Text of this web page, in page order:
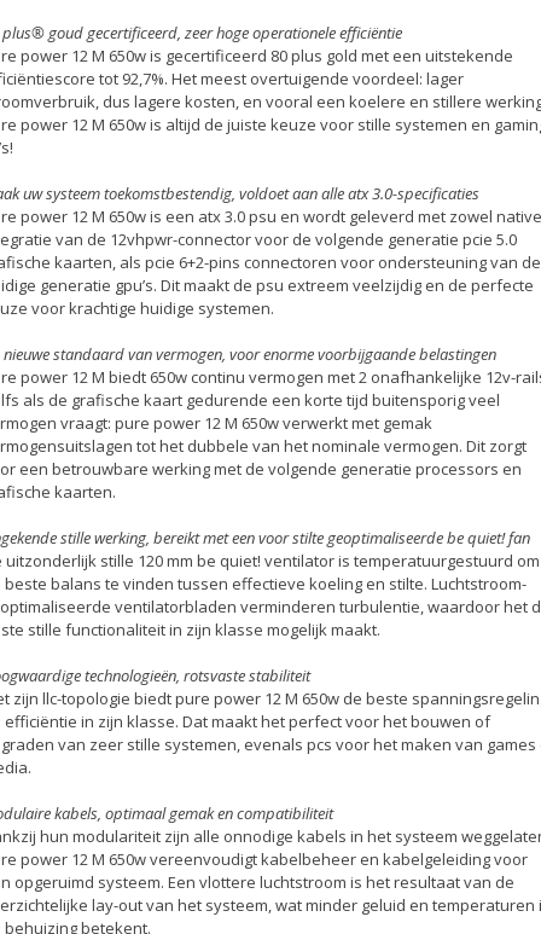
goud gecertificeerd, zeer hoge operationele efficiëntie
power 12 M 650w is gecertificeerd 80 plus gold met een uitstekende
tot 92,7%. Het meest overtuigende voordeel: lager
dus lagere kosten, en vooral een koelere en stillere
power 12 M 650w is altijd de juiste keuze voor stille systemen en
uw systeem toekomstbestendig, voldoet aan alle atx 3.0-specificaties
power 12 M 650w is een atx 3.0 psu en wordt geleverd met zowel native
van de 12vhpwr-connector voor de volgende generatie pcie 5.0
kaarten, als pcie 6+2-pins connectoren voor ondersteuning van de
generatie gpu’s. Dit maakt de psu extreem veelzijdig en de perfecte
voor krachtige huidige systemen.
nieuwe standaard van vermogen, voor enorme voorbijgaande belastingen
power 12 M biedt 650w continu vermogen met 2 onafhankelijke 12v-
als de grafische kaart gedurende een korte tijd buitensporig veel
vraagt: pure power 12 M 650w verwerkt met gemak
tot het dubbele van het nominale vermogen. Dit zorgt
een betrouwbare werking met de volgende generatie processors en
kaarten.
stille werking, bereikt met een voor stilte geoptimaliseerde be quiet! fan
uitzonderlijk stille 120 mm be quiet! ventilator is temperatuurgestuurd om
beste balans te vinden tussen effectieve koeling en stilte. Luchtstroom-
ventilatorbladen verminderen turbulentie, waardoor het
stille functionaliteit in zijn klasse mogelijk maakt.
technologieën, rotsvaste stabiliteit
zijn llc-topologie biedt pure power 12 M 650w de beste
efficiëntie in zijn klasse. Dat maakt het perfect voor het bouwen of
van zeer stille systemen, evenals pcs voor het maken van games
kabels, optimaal gemak en compatibiliteit
hun modulariteit zijn alle onnodige kabels in het systeem
power 12 M 650w vereenvoudigt kabelbeheer en kabelgeleiding voor
opgeruimd systeem. Een vlottere luchtstroom is het resultaat van de
lay-out van het systeem, wat minder geluid en temperaturen
behuizing betekent.